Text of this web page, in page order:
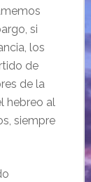
si
los
de
de la
hebreo al
siempre